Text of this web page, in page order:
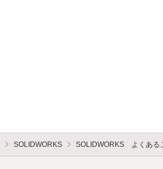
SOLIDWORKS SOLIDWORKS よくある